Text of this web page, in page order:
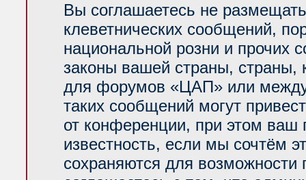
Вы соглашаетесь не
клеветнических сообщений,
национальной розни и прочих
законы вашей страны, страны,
для форумов «ЦАП» или
таких сообщений могут
от конференции, при этом ваш
известность, если мы сочтём
сохраняются для возможности